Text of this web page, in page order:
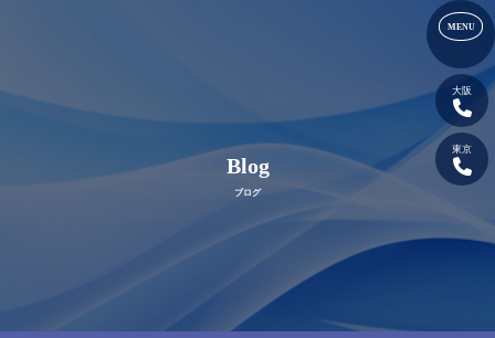
大阪
東京
Blog
ブログ